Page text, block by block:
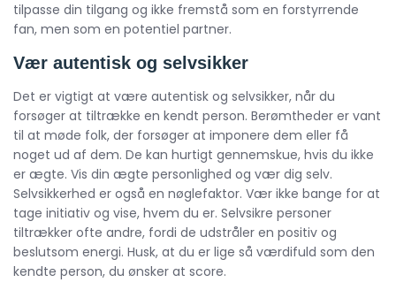
tilpasse din tilgang og ikke fremstå som en forstyrrende
fan, men som en potentiel partner.
Vær autentisk og selvsikker
Det er vigtigt at være autentisk og selvsikker, når du
forsøger at tiltrække en kendt person. Berømtheder er vant
til at møde folk, der forsøger at imponere dem eller få
noget ud af dem. De kan hurtigt gennemskue, hvis du ikke
er ægte. Vis din ægte personlighed og vær dig selv.
Selvsikkerhed er også en nøglefaktor. Vær ikke bange for at
tage initiativ og vise, hvem du er. Selvsikre personer
tiltrækker ofte andre, fordi de udstråler en positiv og
beslutsom energi. Husk, at du er lige så værdifuld som den
kendte person, du ønsker at score.